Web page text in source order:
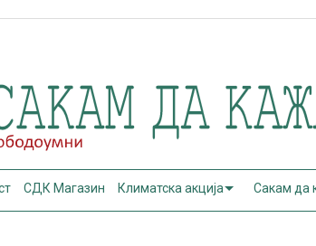
СДК Магазин Климатска акција Сакам да